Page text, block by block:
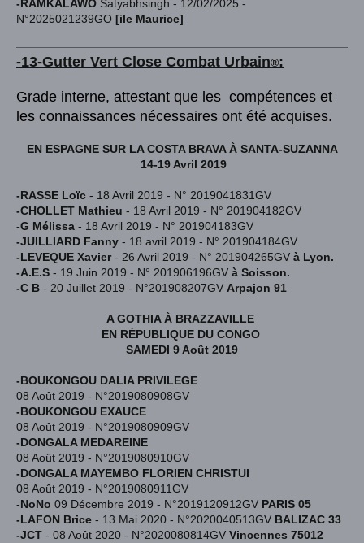
-RAMKALAWO Satyabhsingh - 12/02/2025 -
N°2025021239GO [ile Maurice]
-13-Gutter Vert Close Combat Urbain®:
Grade interne, attestant que les compétences et
les connaissances nécessaires ont été acquises.
EN ESPAGNE SUR LA COSTA BRAVA À SANTA-SUZANNA
14-19 Avril 2019
-RASSE Loïc - 18 Avril 2019 - N° 2019041831GV
-CHOLLET Mathieu - 18 Avril 2019 - N° 201904182GV
-G Mélissa - 18 Avril 2019 - N° 201904183GV
-JUILLIARD Fanny - 18 avril 2019 - N° 201904184GV
-LEVEQUE Xavier- 26 Avril 2019 - N° 201904265GV à Lyon.
-A.E.S - 19 Juin 2019 - N° 201906196GV à Soisson.
-C B - 20 Juillet 2019 - N°201908207GV Arpajon 91
A GOTHIA À BRAZZAVILLE
EN RÉPUBLIQUE DU CONGO
SAMEDI 9 Août 2019
-BOUKONGOU DALIA PRIVILEGE
08 Août 2019 - N°2019080908GV
-BOUKONGOU EXAUCE
08 Août 2019 - N°2019080909GV
-DONGALA MEDAREINE
08 Août 2019 - N°2019080910GV
-DONGALA MAYEMBO FLORIEN CHRISTUI
08 Août 2019 - N°2019080911GV
-NoNo 09 Décembre 2019 - N°2019120912GV PARIS 05
-LAFON Brice - 13 Mai 2020 - N°2020040513GV BALIZAC 33
-JCT - 08 Août 2020 - N°2020080814GV Vincennes 75012